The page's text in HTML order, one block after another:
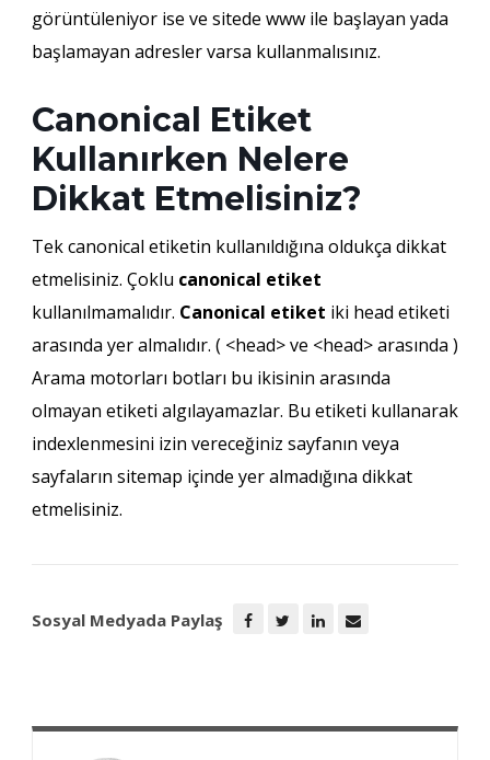
görüntüleniyor ise ve sitede www ile başlayan yada
başlamayan adresler varsa kullanmalısınız.
Canonical Etiket
Kullanırken Nelere
Dikkat Etmelisiniz?
Tek canonical etiketin kullanıldığına oldukça dikkat
etmelisiniz. Çoklu canonical etiket
kullanılmamalıdır. Canonical etiket iki head etiketi
arasında yer almalıdır. ( <head> ve <head> arasında )
Arama motorları botları bu ikisinin arasında
olmayan etiketi algılayamazlar. Bu etiketi kullanarak
indexlenmesini izin vereceğiniz sayfanın veya
sayfaların sitemap içinde yer almadığına dikkat
etmelisiniz.
Sosyal Medyada Paylaş